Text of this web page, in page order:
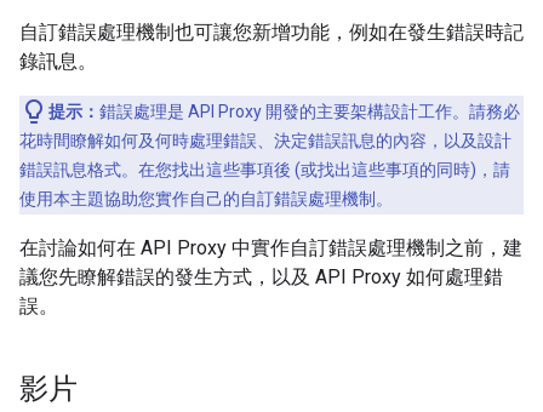
自訂錯誤處理機制也可讓您新增功能，例如在發生錯誤時記
錄訊息。
提示： 錯誤處理是 API Proxy 開發的主要架構設計工作。請務必
花時間瞭解如何及何時處理錯誤、決定錯誤訊息的內容，以及設計
錯誤訊息格式。在您找出這些事項後 (或找出這些事項的同時)，請
使用本主題協助您實作自己的自訂錯誤處理機制。
在討論如何在 API Proxy 中實作自訂錯誤處理機制之前，建
議您先瞭解錯誤的發生方式，以及 API Proxy 如何處理錯
誤。
影片